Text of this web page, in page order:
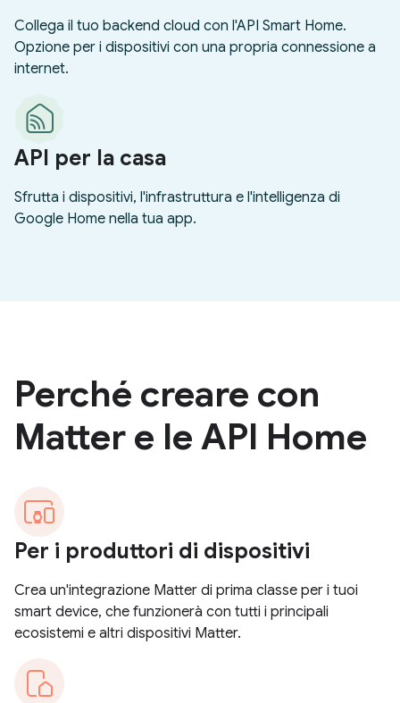
Collega il tuo backend cloud con l'API Smart Home.
Opzione per i dispositivi con una propria connessione a
internet.
API per la casa
Sfrutta i dispositivi, l'infrastruttura e l'intelligenza di
Google Home nella tua app.
Perché creare con
Matter e le API Home
Per i produttori di dispositivi
Crea un'integrazione Matter di prima classe per i tuoi
smart device, che funzionerà con tutti i principali
ecosistemi e altri dispositivi Matter.